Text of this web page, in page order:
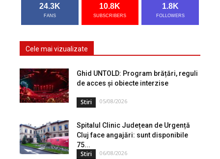
24.3K
FANS
10.8K
SUBSCRIBERS
1.8K
FOLLOWERS
Cele mai vizualizate
Ghid UNTOLD: Program brățări, reguli
de acces și obiecte interzise
Stiri 05/08/2026
Spitalul Clinic Județean de Urgență
Cluj face angajări: sunt disponibile
75...
Stiri 06/08/2026